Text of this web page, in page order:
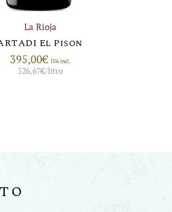
La Rioja
El Pison
395,00€ IVA incl.
526,67€/litro